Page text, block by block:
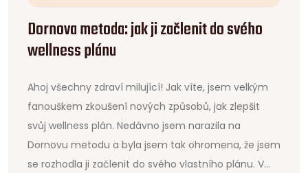
Dornova metoda: jak ji začlenit do svého
wellness plánu
Ahoj všechny zdraví milující! Jak víte, jsem velkým
fanouškem zkoušení nových způsobů, jak zlepšit
svůj wellness plán. Nedávno jsem narazila na
Dornovu metodu a byla jsem tak ohromena, že jsem
se rozhodla ji začlenit do svého vlastního plánu. V